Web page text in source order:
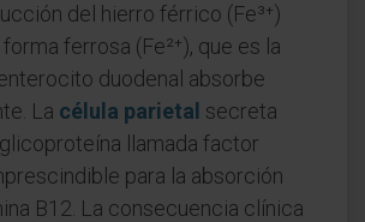
del hierro férrico (Fe³⁺)
ferrosa (Fe²⁺), que es la
duodenal absorbe
La célula parietal secreta
llamada factor
para la absorción
B12. La consecuencia clínica